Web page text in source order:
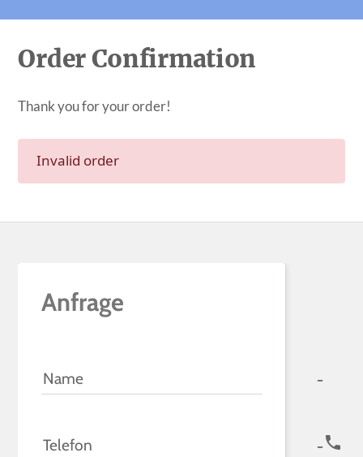
Order Confirmation
Thank you for your order!
Invalid order
Anfrage
Name icon-
Telefon icon-phone